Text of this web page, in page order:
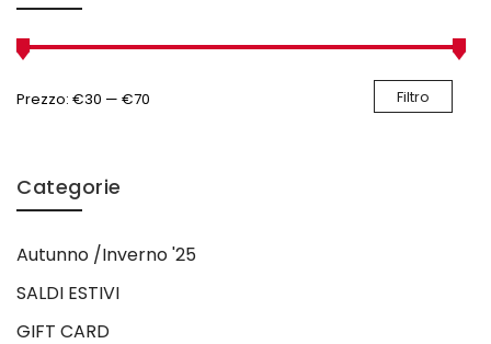
Filtro
Prezzo: €30 — €70
Categorie
Autunno /Inverno '25
SALDI ESTIVI
GIFT CARD